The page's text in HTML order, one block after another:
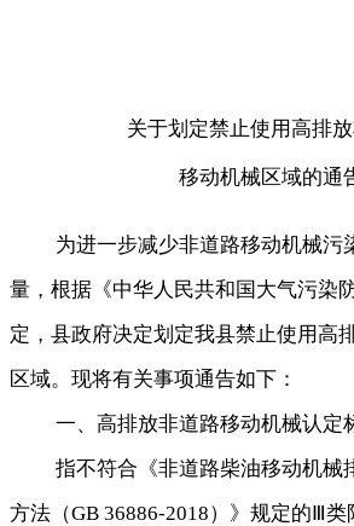
关于划定禁止使用高排
移动机械区域的通
为进一步减少非道路移动机械污
量，根据《中华人民共和国大气污染
定 ， 县政府决定划定我县禁止使用高
区域。现将有关事项通告如下：
一、高排放非道路移动机械认定
指不符合《非道路柴油移动机械
方法（GB 36886-2018）》规定的Ⅲ类